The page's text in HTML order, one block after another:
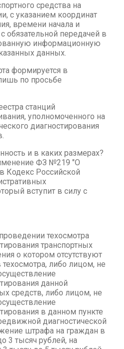
средства на
с указанием координат
времени начала и
обязательной передачей в
информационную
данных.
формируется в
по просьбе
станций
уполномоченного на
диагностирования
и в каких размерах?
ФЗ №219 "О
Кодекс Российской
вступит в силу с
техосмотра
транспортных
о котором отсутствуют
либо лицом, не
данной
средств, либо лицом, не
в данном пункте
диагностической
штрафа на граждан в
3 тысяч рублей, на